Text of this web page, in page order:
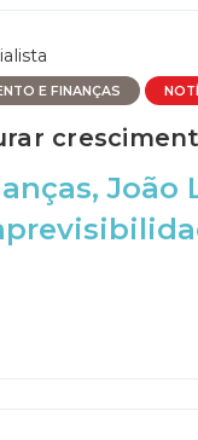
E FINANÇAS